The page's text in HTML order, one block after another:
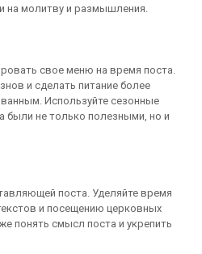
на молитву и размышления.
свое меню на время поста.
и сделать питание более
Используйте сезонные
не только полезными, но и
поста. Уделяйте время
и посещению церковных
понять смысл поста и укрепить